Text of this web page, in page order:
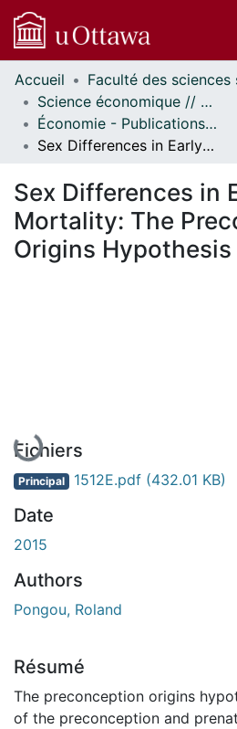
Communautés
et collections
Parcourir
Statistiques
À propos
Accueil
Science économique // Economics
Économie - Publications // Economics - Working Papers
Sex Differences in Early-Age Mortality: The Preconception Origins Hypothesis
Sex Differences in
Mortality: The
Origins Hypothesis
En cours de chargement...
Fichiers
Principal 1512E.pdf (432.01 KB)
Date
2015
Authors
Pongou, Roland
Résumé
The preconception origins
of the preconception and